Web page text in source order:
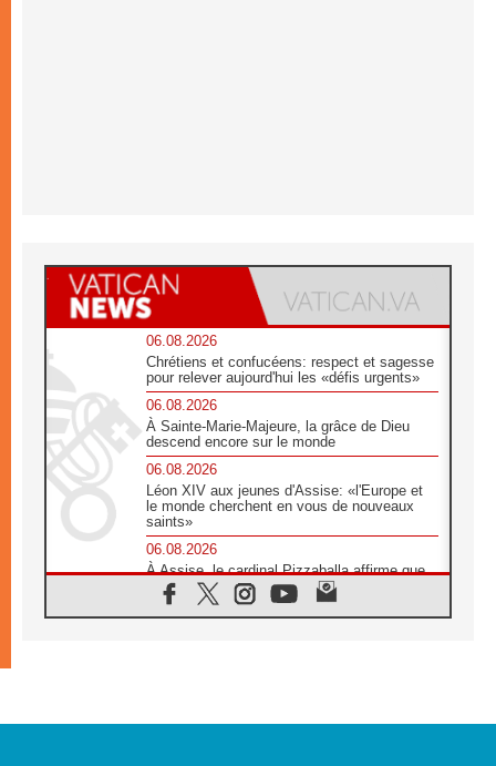
06.08.2026
Chrétiens et confucéens: respect et sagesse
pour relever aujourd'hui les «défis urgents»
06.08.2026
À Sainte-Marie-Majeure, la grâce de Dieu
descend encore sur le monde
06.08.2026
Léon XIV aux jeunes d'Assise: «l'Europe et
le monde cherchent en vous de nouveaux
saints»
06.08.2026
À Assise, le cardinal Pizzaballa affirme que
«les chrétiens veulent la paix»
06.08.2026